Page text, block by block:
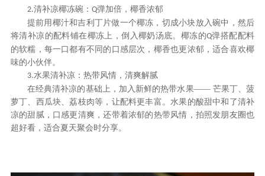
2.清补凉椰冻碗： Q弹加倍，椰香浓郁
提前用椰汁和吉利丁片做一个椰冻，切成小块放入碗中，然后
将清补凉的配料铺在椰冻上，倒入椰奶汤底。椰冻的Q弹搭配配料
的软糯，每一口都有不同的口感层次，椰香也更浓郁，适合喜欢椰
味的小伙伴。
3.水果清补凉：热带风情，清爽解腻
在经典清补凉的基础上，加入新鲜的热带水果—— 芒果丁、菠
萝丁、西瓜块、荔枝肉等，让配料更丰富。水果的酸甜中和了清补
凉的甜腻，口感更清爽，还带着浓郁的热带风情，拍照发朋友圈也
超好看，适合夏天聚会时分享。